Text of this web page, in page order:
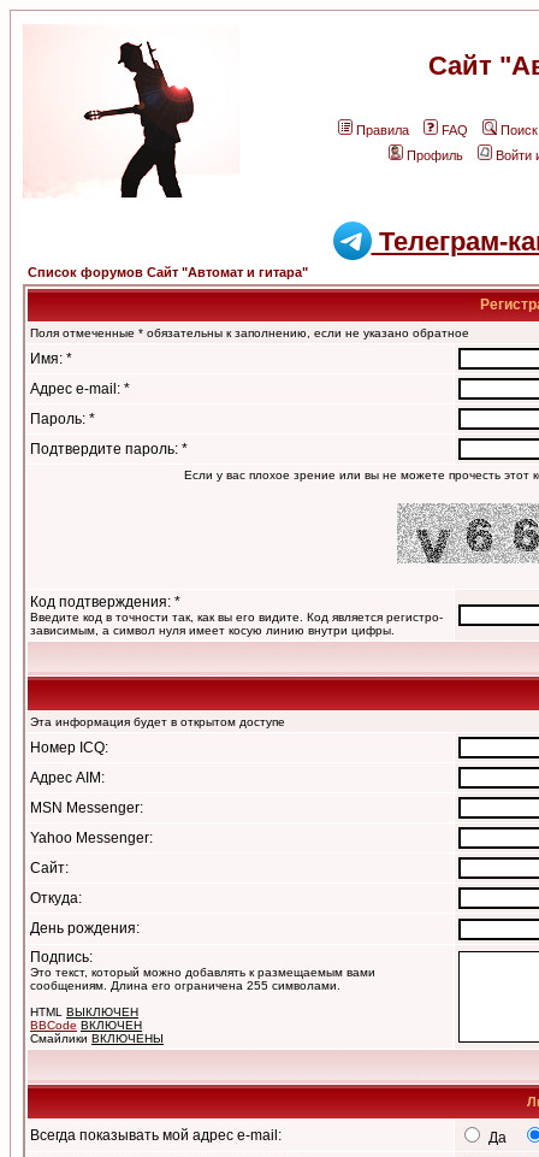
Сайт
Правила FAQ
Поиск
Профиль
Войти
Телеграм-
Список форумов Сайт "Автомат и гитара"
Поля отмеченные * обязательны к заполнению, если не указано обратное
Имя: *
Адрес e-mail: *
Пароль: *
Подтвердите пароль: *
Если у вас плохое зрение или вы не можете прочесть этот
Код подтверждения: *
Введите код в точности так, как вы его видите. Код является регистро-
зависимым, а символ нуля имеет косую линию внутри цифры.
Эта информация будет в открытом доступе
Номер ICQ:
Адрес AIM:
MSN Messenger:
Yahoo Messenger:
Сайт:
Откуда:
День рождения:
Подпись:
Это текст, который можно добавлять к размещаемым вами
сообщениям. Длина его ограничена 255 символами.
HTML ВЫКЛЮЧЕН
BBCode ВКЛЮЧЕН
Смайлики ВКЛЮЧЕНЫ
Всегда показывать мой адрес e-mail:
Да